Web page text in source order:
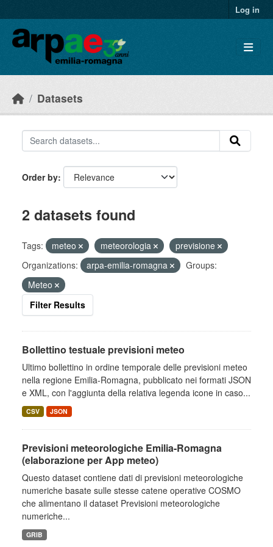
Log in
Datasets
Order by
2 datasets found
Tags: meteo meteorologia
previsione
Organizations:
arpa-emilia-romagna
Groups:
Meteo
Filter Results
Bollettino testuale previsioni meteo
Ultimo bollettino in ordine temporale delle previsioni meteo
nella regione Emilia-Romagna, pubblicato nei formati JSON
e XML, con l'aggiunta della relativa legenda icone in caso...
CSV JSON
Previsioni meteorologiche Emilia-Romagna
(elaborazione per App meteo)
Questo dataset contiene dati di previsioni meteorologiche
numeriche basate sulle stesse catene operative COSMO
che alimentano il dataset Previsioni meteorologiche
numeriche...
GRIB